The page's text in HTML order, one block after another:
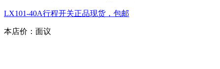
LX101-40A行程开关正品现货，包邮
本店价： 面议